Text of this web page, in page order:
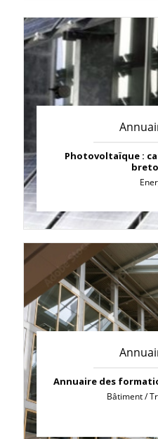
Photovoltaïque :
Annuaire des
Bâtiment /